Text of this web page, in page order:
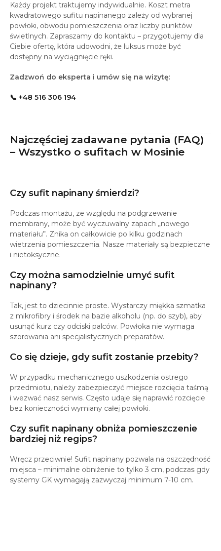
Każdy projekt traktujemy indywidualnie. Koszt metra
kwadratowego sufitu napinanego zależy od wybranej
powłoki, obwodu pomieszczenia oraz liczby punktów
świetlnych. Zapraszamy do kontaktu – przygotujemy dla
Ciebie ofertę, która udowodni, że luksus może być
dostępny na wyciągnięcie ręki.
Zadzwoń do eksperta i umów się na wizytę:
📞 +48 516 306 194
Najczęściej zadawane pytania (FAQ)
– Wszystko o sufitach w Mosinie
Czy sufit napinany śmierdzi?
Podczas montażu, ze względu na podgrzewanie
membrany, może być wyczuwalny zapach „nowego
materiału”. Znika on całkowicie po kilku godzinach
wietrzenia pomieszczenia. Nasze materiały są bezpieczne
i nietoksyczne.
Czy można samodzielnie umyć sufit
napinany?
Tak, jest to dziecinnie proste. Wystarczy miękka szmatka
z mikrofibry i środek na bazie alkoholu (np. do szyb), aby
usunąć kurz czy odciski palców. Powłoka nie wymaga
szorowania ani specjalistycznych preparatów.
Co się dzieje, gdy sufit zostanie przebity?
W przypadku mechanicznego uszkodzenia ostrego
przedmiotu, należy zabezpieczyć miejsce rozcięcia taśmą
i wezwać nasz serwis. Często udaje się naprawić rozcięcie
bez konieczności wymiany całej powłoki.
Czy sufit napinany obniża pomieszczenie
bardziej niż regips?
Wręcz przeciwnie! Sufit napinany pozwala na oszczędność
miejsca – minimalne obniżenie to tylko 3 cm, podczas gdy
systemy GK wymagają zazwyczaj minimum 7-10 cm.